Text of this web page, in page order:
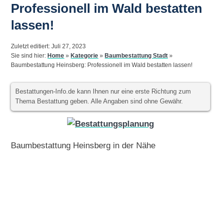
Professionell im Wald bestatten
lassen!
Zuletzt editiert: Juli 27, 2023
Sie sind hier:Home »Kategorie »Baumbestattung Stadt »
Baumbestattung Heinsberg: Professionell im Wald bestatten lassen!
Bestattungen-Info.de kann Ihnen nur eine erste Richtung zum
Thema Bestattung geben. Alle Angaben sind ohne Gewähr.
Baumbestattung Heinsberg in der Nähe